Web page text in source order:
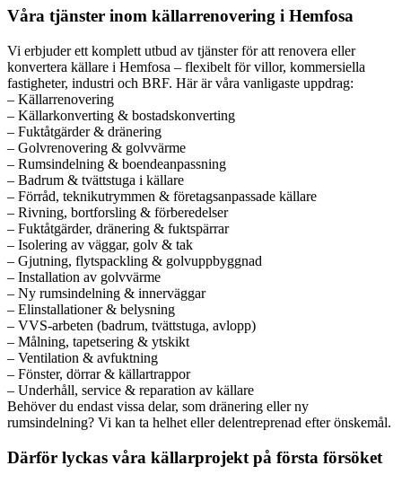
Våra tjänster inom källarrenovering i Hemfosa
Vi erbjuder ett komplett utbud av tjänster för att renovera eller
konvertera källare i Hemfosa – flexibelt för villor, kommersiella
fastigheter, industri och BRF. Här är våra vanligaste uppdrag:
– Källarrenovering
– Källarkonverting & bostadskonverting
– Fuktåtgärder & dränering
– Golvrenovering & golvvärme
– Rumsindelning & boendeanpassning
– Badrum & tvättstuga i källare
– Förråd, teknikutrymmen & företagsanpassade källare
– Rivning, bortforsling & förberedelser
– Fuktåtgärder, dränering & fuktspärrar
– Isolering av väggar, golv & tak
– Gjutning, flytspackling & golvuppbyggnad
– Installation av golvvärme
– Ny rumsindelning & innerväggar
– Elinstallationer & belysning
– VVS-arbeten (badrum, tvättstuga, avlopp)
– Målning, tapetsering & ytskikt
– Ventilation & avfuktning
– Fönster, dörrar & källartrappor
– Underhåll, service & reparation av källare
Behöver du endast vissa delar, som dränering eller ny
rumsindelning? Vi kan ta helhet eller delentreprenad efter önskemål.
Därför lyckas våra källarprojekt på första försöket